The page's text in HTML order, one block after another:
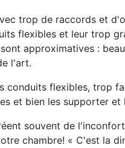
trop de raccords et
flexibles et leur trop
approximatives :
l'art.
conduits flexibles, trop
et bien les supporter et
souvent de
chambre! « C'est la